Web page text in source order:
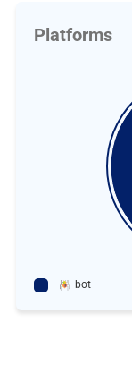
Platforms
bot